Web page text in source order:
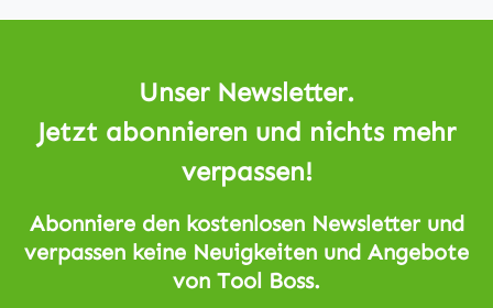
Unser Newsletter.
Jetzt abonnieren und nichts mehr
verpassen!
Abonniere den kostenlosen Newsletter und
verpassen keine Neuigkeiten und Angebote
von Tool Boss.